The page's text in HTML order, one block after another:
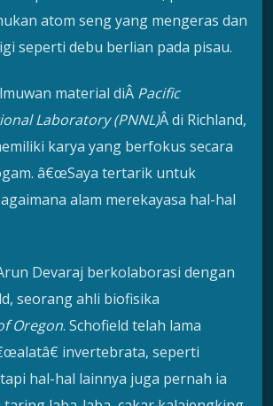
atom seng yang mengeras dan
seperti debu berlian pada pisau.
material diÂ Pacific
Laboratory (PNNL)Â di Richland,
karya yang berfokus secara
â€œSaya tertarik untuk
alam merekayasa hal-hal
Devaraj berkolaborasi dengan
seorang ahli biofisika
Oregon. Schofield telah lama
invertebrata, seperti
hal-hal lainnya juga pernah ia